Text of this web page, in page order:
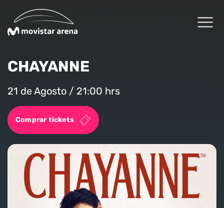
Cartelera
Planifica tu visita
Arena Fans
Arena News
Experiencias Premium
CHAYANNE
21 de Agosto / 21:00 hrs
Comprar tickets